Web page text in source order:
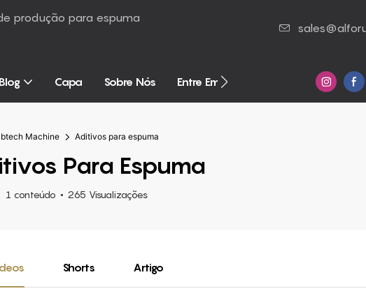
produção para espuma
Blog Capa Sobre Nós Entre Em Contato Conosco
Machine Aditivos para espuma
Para Espuma
1 conteúdo 265 Visualizações
Shorts Artigo